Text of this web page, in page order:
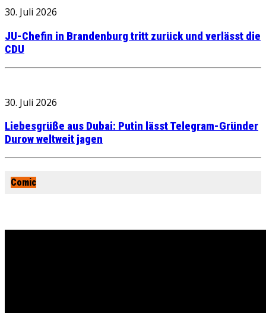
30. Juli 2026
JU-Chefin in Brandenburg tritt zurück und verlässt die
CDU
30. Juli 2026
Liebesgrüße aus Dubai: Putin lässt Telegram-Gründer
Durow weltweit jagen
Comic